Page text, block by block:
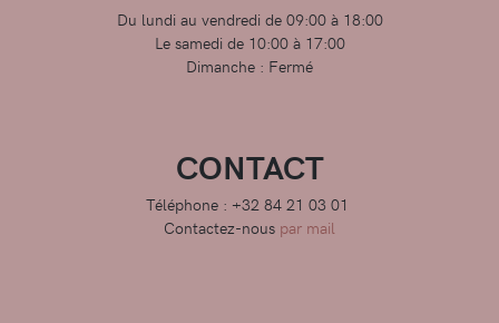
Du lundi au vendredi de 09:00 à 18:00
Le samedi de 10:00 à 17:00
Dimanche : Fermé
CONTACT
Téléphone : +32 84 21 03 01
Contactez-nous par mail